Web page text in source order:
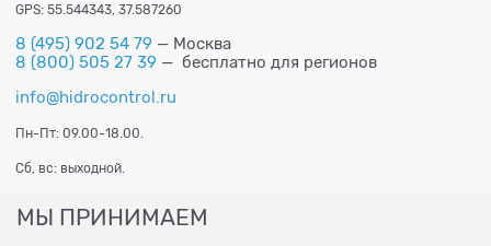
GPS: 55.544343, 37.587260
8 (495) 902 54 79 — Москва
8 (800) 505 27 39 — бесплатно для регионов
info@hidrocontrol.ru
Пн-Пт: 09.00-18.00.
Сб, вс: выходной.
МЫ ПРИНИМАЕМ